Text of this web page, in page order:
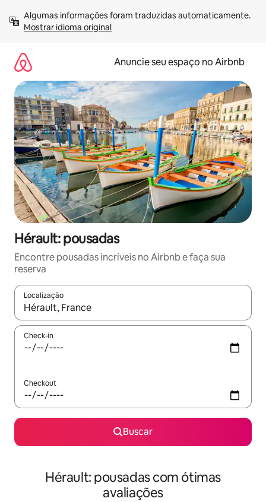
para
Mostrar idioma original
Anuncie seu espaço no Airbnb
Hérault: pousadas
Encontre pousadas incríveis no Airbnb e faça sua
reserva
Localização
Quando os resultados estiverem disponíveis, explore-os
Check-in
Checkout
Buscar
Hérault: pousadas com ótimas
avaliações